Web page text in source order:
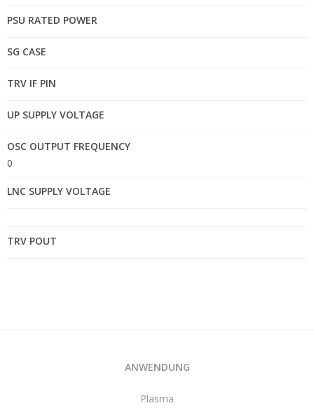
PSU RATED POWER
SG CASE
TRV IF PIN
UP SUPPLY VOLTAGE
OSC OUTPUT FREQUENCY
0
LNC SUPPLY VOLTAGE
TRV POUT
ANWENDUNG
Plasma